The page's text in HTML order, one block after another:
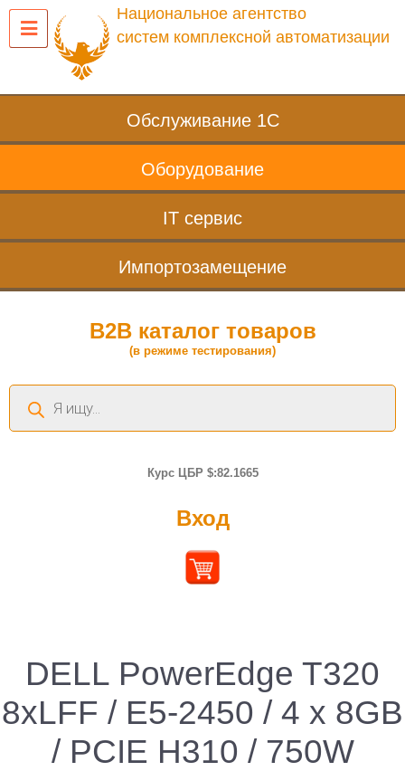
Национальное агентство
систем комплексной автоматизации
Обслуживание 1С
Оборудование
IT сервис
Импортозамещение
B2B каталог товаров
(в режиме тестирования)
Поиск
товаров
Курс ЦБР $:82.1665
Вход
DELL PowerEdge T320
8xLFF / E5-2450 / 4 x 8GB
/ PCIE H310 / 750W